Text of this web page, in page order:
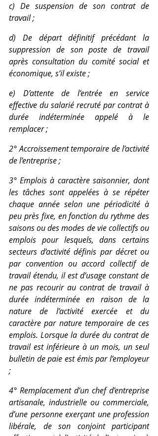
c) De suspension de son contrat de
travail ;
d) De départ définitif précédant la
suppression de son poste de travail
après consultation du comité social et
économique, s’il existe ;
e) D’attente de l’entrée en service
effective du salarié recruté par contrat à
durée indéterminée appelé à le
remplacer ;
2° Accroissement temporaire de l’activité
de l’entreprise ;
3° Emplois à caractère saisonnier, dont
les tâches sont appelées à se répéter
chaque année selon une périodicité à
peu près fixe, en fonction du rythme des
saisons ou des modes de vie collectifs ou
emplois pour lesquels, dans certains
secteurs d’activité définis par décret ou
par convention ou accord collectif de
travail étendu, il est d’usage constant de
ne pas recourir au contrat de travail à
durée indéterminée en raison de la
nature de l’activité exercée et du
caractère par nature temporaire de ces
emplois. Lorsque la durée du contrat de
travail est inférieure à un mois, un seul
bulletin de paie est émis par l’employeur
;
4° Remplacement d’un chef d’entreprise
artisanale, industrielle ou commerciale,
d’une personne exerçant une profession
libérale, de son conjoint participant